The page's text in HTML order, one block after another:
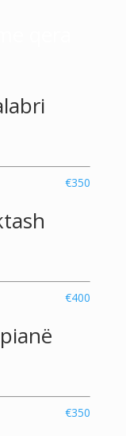
€350
€400
€350